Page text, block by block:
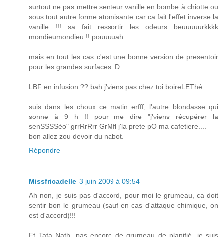
surtout ne pas mettre senteur vanille en bombe à chiotte ou
sous tout autre forme atomisante car ca fait l'effet inverse la
vanille !!! sa fait ressortir les odeurs beuuuuurkkkk
mondieumondieu !! pouuuuah
mais en tout les cas c'est une bonne version de presentoir
pour les grandes surfaces :D
LBF en infusion ?? bah j'viens pas chez toi boireLEThé.
suis dans les choux ce matin erfff, l'autre blondasse qui
sonne à 9 h !! pour me dire "j'viens récupérer la
senSSSSéo" grrRrRrr GrMfl j'la prete pO ma cafetiere....
bon allez zou devoir du nabot.
Répondre
Missfricadelle 3 juin 2009 à 09:54
Ah non, je suis pas d'accord, pour moi le grumeau, ca doit
sentir bon le grumeau (sauf en cas d'attaque chimique, on
est d'accord)!!!
Et Tata Nath, pas encore de grumeau de planifié, je suis